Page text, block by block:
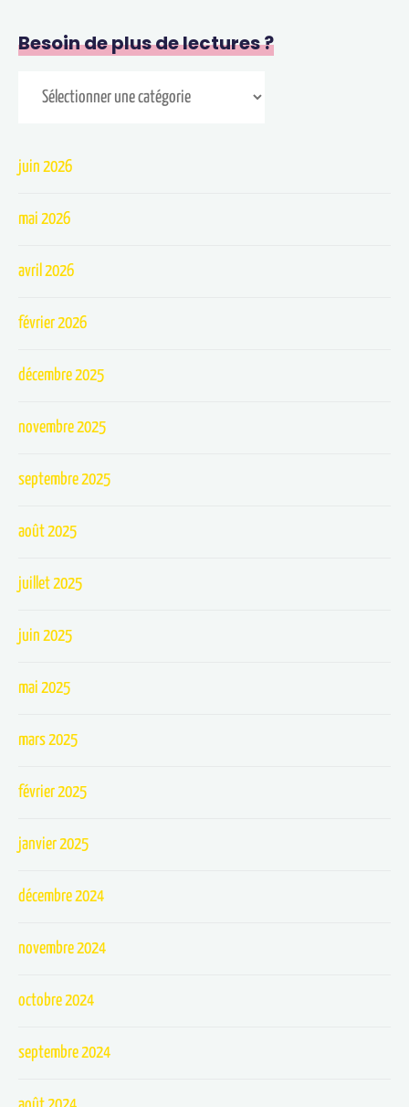
Besoin de plus de lectures ?
juin 2026
mai 2026
avril 2026
février 2026
décembre 2025
novembre 2025
septembre 2025
août 2025
juillet 2025
juin 2025
mai 2025
mars 2025
février 2025
janvier 2025
décembre 2024
novembre 2024
octobre 2024
septembre 2024